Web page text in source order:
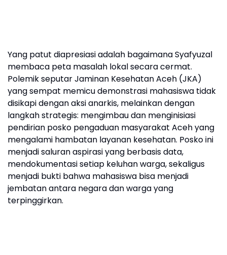
Yang patut diapresiasi adalah bagaimana Syafyuzal
membaca peta masalah lokal secara cermat.
Polemik seputar Jaminan Kesehatan Aceh (JKA)
yang sempat memicu demonstrasi mahasiswa tidak
disikapi dengan aksi anarkis, melainkan dengan
langkah strategis: mengimbau dan menginisiasi
pendirian posko pengaduan masyarakat Aceh yang
mengalami hambatan layanan kesehatan. Posko ini
menjadi saluran aspirasi yang berbasis data,
mendokumentasi setiap keluhan warga, sekaligus
menjadi bukti bahwa mahasiswa bisa menjadi
jembatan antara negara dan warga yang
terpinggirkan.